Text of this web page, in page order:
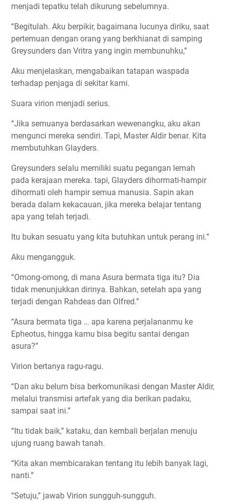
menjadi tepatku telah dikurung sebelumnya.
“Begitulah. Aku berpikir, bagaimana lucunya diriku, saat
pertemuan dengan orang yang berkhianat di samping
Greysunders dan Vritra yang ingin membunuhku,”
Aku menjelaskan, mengabaikan tatapan waspada
terhadap penjaga di sekitar kami.
Suara virion menjadi serius.
“Jika semuanya berdasarkan wewenangku, aku akan
mengunci mereka sendiri. Tapi, Master Aldir benar. Kita
membutuhkan Glayders.
Greysunders selalu memiliki suatu pegangan lemah
pada kerajaan mereka. tapi, Glayders dihormati-hampir
dihormati oleh hampir semua manusia. Sapin akan
berada dalam kekacauan, jika mereka belajar tentang
apa yang telah terjadi.
Itu bukan sesuatu yang kita butuhkan untuk perang ini.”
Aku mengangguk.
“Omong-omong, di mana Asura bermata tiga itu? Dia
tidak menunjukkan dirinya. Bahkan, setelah apa yang
terjadi dengan Rahdeas dan Olfred.”
“Asura bermata tiga … apa karena perjalananmu ke
Epheotus, hingga kamu bisa begitu santai dengan
asura?”
Virion bertanya ragu-ragu.
“Dan aku belum bisa berkomunikasi dengan Master Aldir,
melalui transmisi artefak yang dia berikan padaku,
sampai saat ini.”
“Itu tidak baik,” kataku, dan kembali berjalan menuju
ujung ruang bawah tanah.
“Kita akan membicarakan tentang itu lebih banyak lagi,
nanti.”
“Setuju,” jawab Virion sungguh-sungguh.